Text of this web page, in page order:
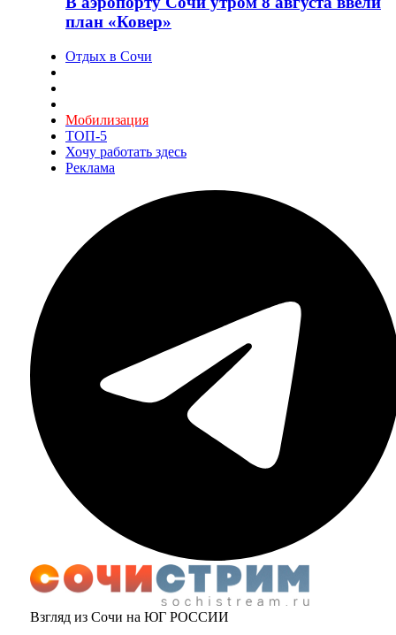
план «Ковер»
Отдых в Сочи
Мобилизация
ТОП-5
Хочу работать здесь
Реклама
Взгляд из Сочи на ЮГ РОССИИ